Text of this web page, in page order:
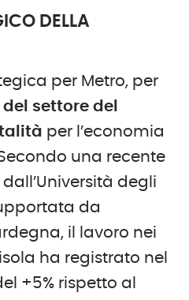
DELLA
per Metro, per
settore del
per l’economia
una recente
degli
da
il lavoro nei
ha registrato nel
+5% rispetto al